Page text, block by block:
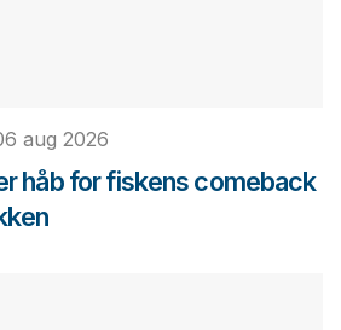
aug 2026
håb for fiskens comeback